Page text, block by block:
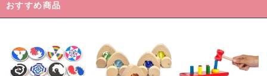
おすすめ商品